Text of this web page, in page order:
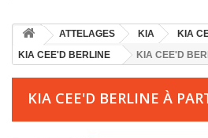
ATTELAGES KIA
KIA
KIA CEE'D BERLINE
KIA CEE'D
KIA CEE'D BERLINE À